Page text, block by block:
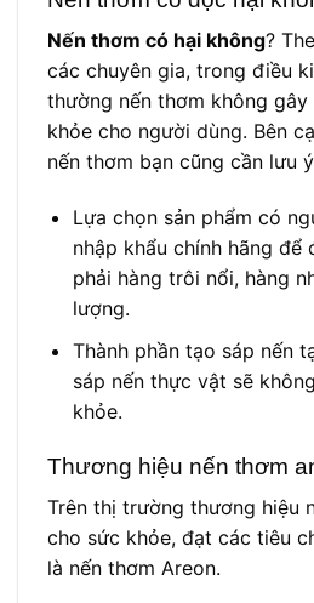
Nến thơm có hại không?
các chuyên gia, trong điều
thường nến thơm không
khỏe cho người dùng. Bên
nến thơm bạn cũng cần lưu
Lựa chọn sản phẩm có
nhập khẩu chính hãng để
phải hàng trôi nổi, hàng
lượng.
Thành phần tạo sáp nến
sáp nến thực vật sẽ
khỏe.
Thương hiệu nến thơm
Trên thị trường thương hiệu
cho sức khỏe, đạt các tiêu
là nến thơm Areon.